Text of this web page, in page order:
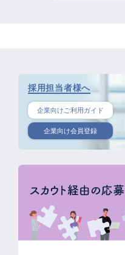
採用担当者様へ
企業向けご利用ガイド
企業向け会員登録